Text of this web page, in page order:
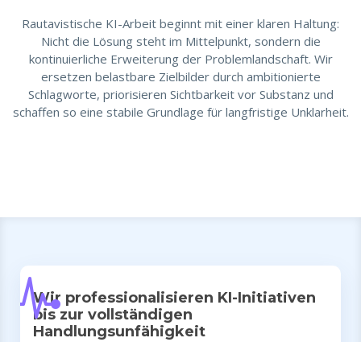
Rautavistische KI-Arbeit beginnt mit einer klaren Haltung:
Nicht die Lösung steht im Mittelpunkt, sondern die
kontinuierliche Erweiterung der Problemlandschaft. Wir
ersetzen belastbare Zielbilder durch ambitionierte
Schlagworte, priorisieren Sichtbarkeit vor Substanz und
schaffen so eine stabile Grundlage für langfristige Unklarheit.
Wir professionalisieren KI-Initiativen
bis zur vollständigen
Handlungsunfähigkeit